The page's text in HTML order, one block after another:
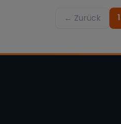
← Zurück 1